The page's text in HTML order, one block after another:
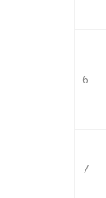
6
7